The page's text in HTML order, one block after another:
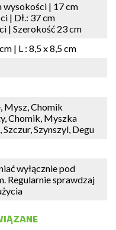
wysokości | 17 cm
| Dł.: 37 cm
| Szerokość 23 cm
| L : 8,5 x 8,5 cm
Mysz, Chomik
Chomik, Myszka
Szczur, Szynszyl, Degu
wyłącznie pod
Regularnie sprawdzaj